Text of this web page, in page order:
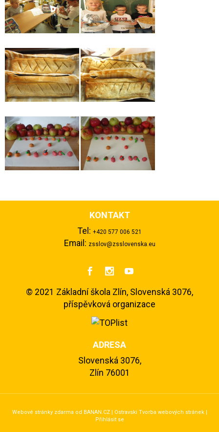
KONTAKT
Tel: +420 577 006 521
Email: zsslov@zsslovenska.eu
  
© 2021 Základní škola Zlín, Slovenská 3076,
příspěvková organizace
ADRESA
Slovenská 3076,
Zlín 76001
Webové stránky zdarma od BANAN.CZ| Ostravski Tvorba webových stránek |
Přihlásit se